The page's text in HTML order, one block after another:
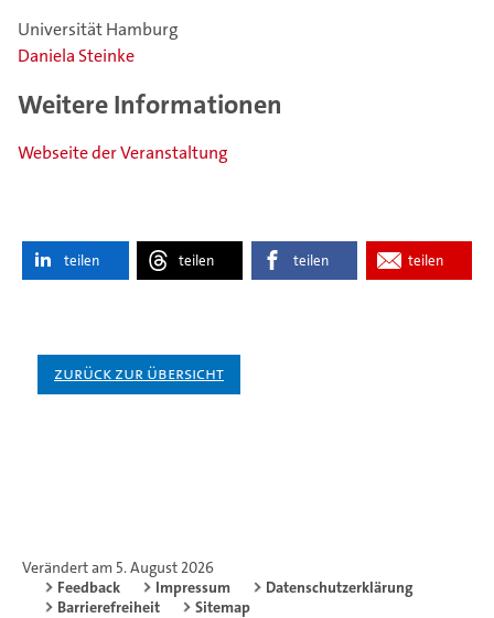
Universität Hamburg
Daniela Steinke
Weitere Informationen
Webseite der Veranstaltung
teilen teilen teilen teilen
Zurück zur Übersicht
Verändert am 5. August 2026
Feedback
Impressum
Datenschutzerklärung
Barrierefreiheit
Sitemap